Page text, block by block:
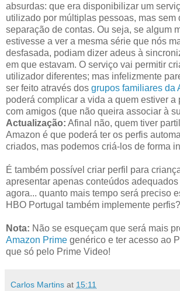
absurdas: que era disponibilizar um
utilizado por múltiplas pessoas, mas sem
separação de contas. Ou seja, se algum
estivesse a ver a mesma série que nós
desfasada, podiam dizer adeus à
em que estavam. O serviço vai permitir
utilizador diferentes; mas infelizmente
ser feito através dos grupos familiares da
poderá complicar a vida a quem estiver a
com amigos (que não queira associar à
Actualização: Afinal não, quem tiver
Amazon é que poderá ter os perfis
criados, mas podemos criá-los de forma
É também possível criar perfil para
apresentar apenas conteúdos
agora... quanto mais tempo será preciso
HBO Portugal também implemente
Nota: Não se esqueçam que será mais
Amazon Prime genérico e ter acesso ao
que só pelo Prime Video!
Carlos Martins at 15:11